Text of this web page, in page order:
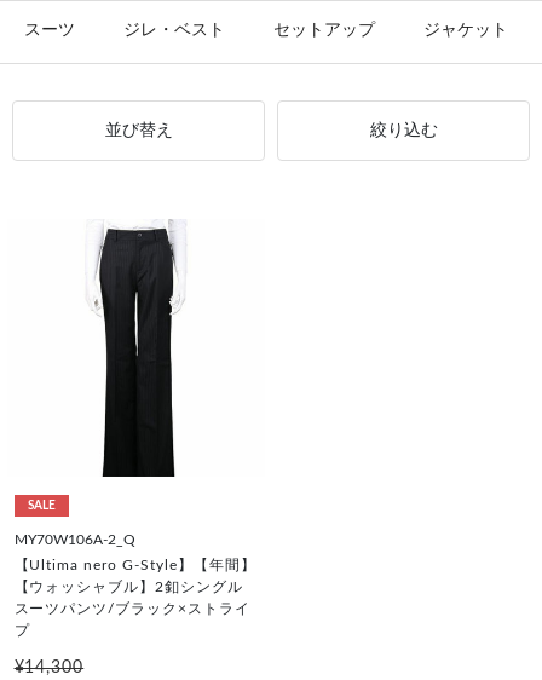
スーツ ジレ・ベスト セットアップ ジャケット
並び替え 絞り込む
SALE
MY70W106A-2_Q
【Ultima nero G-Style】【年間】
【ウォッシャブル】2釦シングル
スーツパンツ/ブラック×ストライ
プ
¥14,300